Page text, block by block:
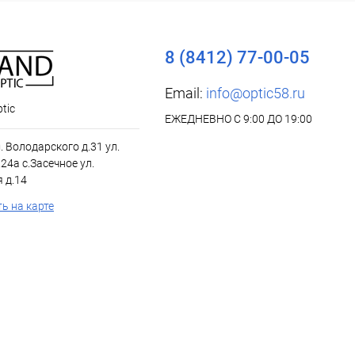
Володарского д.31 ул.
с.Засечное ул.
д.14
на карте
8 (8412) 77-00-05
Email: info@optic58.ru
ЕЖЕДНЕВНО С 9:00 ДО 19:00